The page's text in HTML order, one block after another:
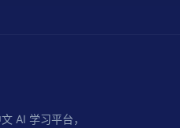
AI 学习平台，